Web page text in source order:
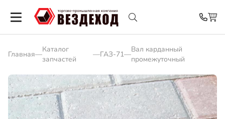
Главная—
Каталог
запчастей
—ГАЗ-71—
Вал карданный
промежуточный